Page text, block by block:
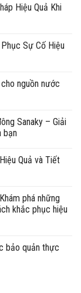
Hiệu Quả Khi
Sự Cố Hiệu
nguồn nước
Sanaky – Giải
bạn
Quả và Tiết
phá những
khắc phục hiệu
bảo quản thực